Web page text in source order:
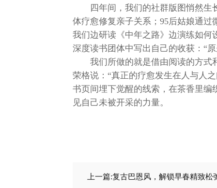
四年间，我们的社群版图悄然
体疗愈修复亲子关系；95后姑娘通
我们边研读《中年之路》边演练如
深度读书团体中写出自己的收获：“
我们所做的就是借由阅读的方式
荣格说：“真正的疗愈发生在人与人
书页间埋下觉醒的线索，在茶香里
见自己未被开采的力量。
上一篇:复古巴恩风，解锁早春精致松